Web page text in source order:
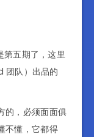
第五期了，这里
团队）出品的
的，必须面面俱
不懂，它都得